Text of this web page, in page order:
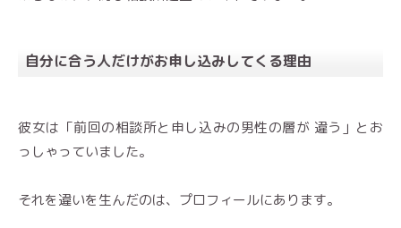
自分に合う人だけがお申し込みしてくる理由
彼女は「前回の相談所と申し込みの男性の層が 違う」とお
っしゃっていました。
それを違いを生んだのは、プロフィールにあります。